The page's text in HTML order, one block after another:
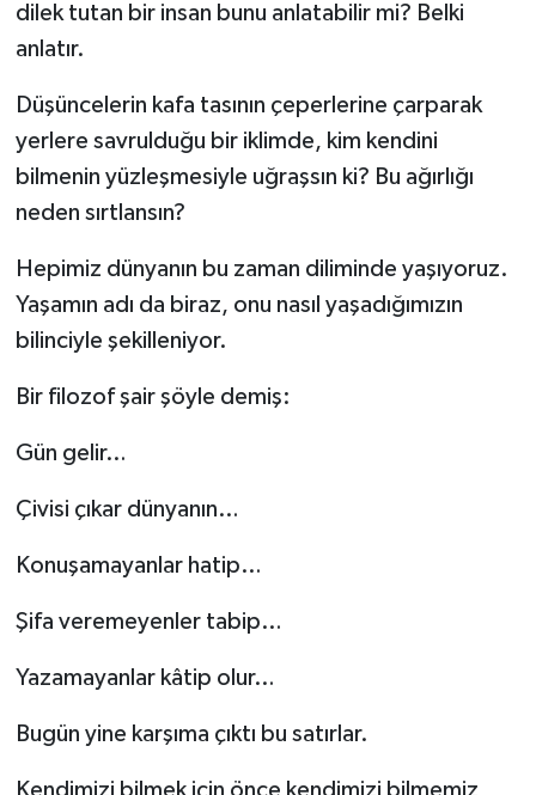
dilek tutan bir insan bunu anlatabilir mi? Belki
anlatır.
Düşüncelerin kafa tasının çeperlerine çarparak
yerlere savrulduğu bir iklimde, kim kendini
bilmenin yüzleşmesiyle uğraşsın ki? Bu ağırlığı
neden sırtlansın?
Hepimiz dünyanın bu zaman diliminde yaşıyoruz.
Yaşamın adı da biraz, onu nasıl yaşadığımızın
bilinciyle şekilleniyor.
Bir filozof şair şöyle demiş:
Gün gelir…
Çivisi çıkar dünyanın…
Konuşamayanlar hatip…
Şifa veremeyenler tabip…
Yazamayanlar kâtip olur…
Bugün yine karşıma çıktı bu satırlar.